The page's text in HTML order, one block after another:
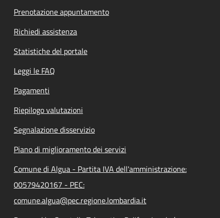
Prenotazione appuntamento
Richiedi assistenza
Statistiche del portale
Leggi le FAQ
Pagamenti
Riepilogo valutazioni
Segnalazione disservizio
Piano di miglioramento dei servizi
Comune di Algua - Partita IVA dell'amministrazione:
00579420167 - PEC:
comune.algua@pec.regione.lombardia.it